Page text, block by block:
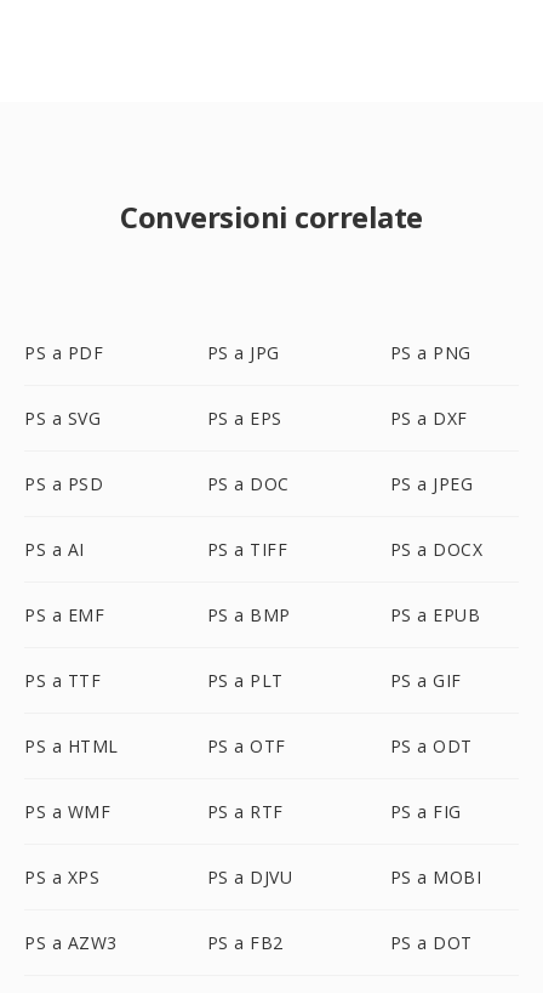
Conversioni correlate
PS a PDF PS a JPG PS a PNG
PS a SVG PS a EPS PS a DXF
PS a PSD PS a DOC PS a JPEG
PS a AI PS a TIFF PS a DOCX
PS a EMF PS a BMP PS a EPUB
PS a TTF PS a PLT PS a GIF
PS a HTML PS a OTF PS a ODT
PS a WMF PS a RTF PS a FIG
PS a XPS PS a DJVU PS a MOBI
PS a AZW3 PS a FB2 PS a DOT